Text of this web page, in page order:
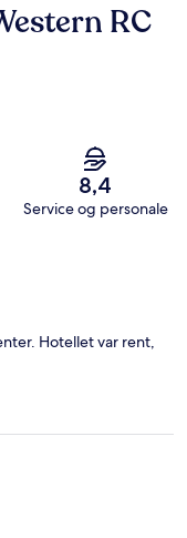
RC
8,4
Service og personale
Hotellet var rent,